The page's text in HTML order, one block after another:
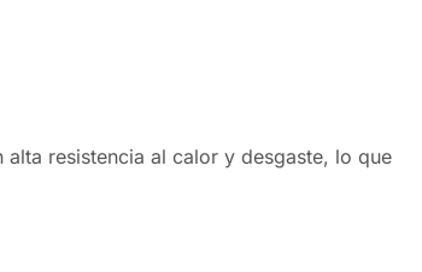
resistencia al calor y desgaste, lo que